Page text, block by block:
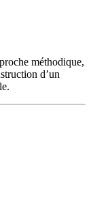
méthodique,
d’un